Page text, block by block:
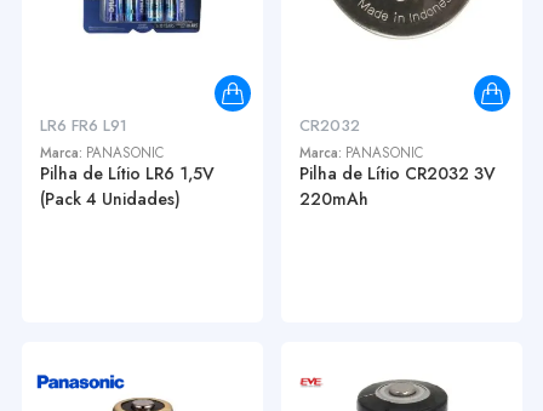
LR6 FR6 L91
Marca: PANASONIC
Pilha de Lítio LR6 1,5V
(Pack 4 Unidades)
CR2032
Marca: PANASONIC
Pilha de Lítio CR2032 3V
220mAh